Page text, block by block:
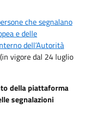
che segnalano
e delle
dell’Autorità
(in vigore dal 24 luglio
della piattaforma
segnalazioni